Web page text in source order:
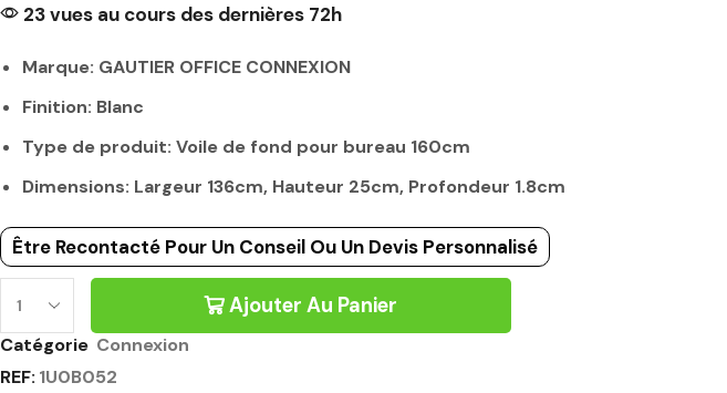
23 vues au cours des dernières 72h
Marque: GAUTIER OFFICE CONNEXION
Finition: Blanc
Type de produit: Voile de fond pour bureau 160cm
Dimensions: Largeur 136cm, Hauteur 25cm, Profondeur 1.8cm
Être Recontacté Pour Un Conseil Ou Un Devis Personnalisé
VOILE
DE
FOND
POUR
Ajouter Au Panier
Catégorie Connexion
REF: 1U0B052